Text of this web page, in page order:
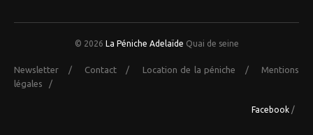
© 2026 La Péniche Adelaïde Quai de seine
Newsletter / Contact/ Location de la péniche /
Mentions
légales /
Facebook /